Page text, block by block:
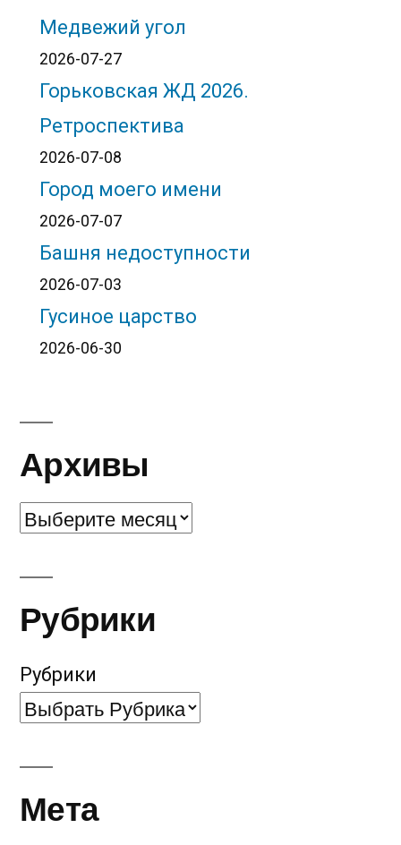
Медвежий угол
2026-07-27
Горьковская ЖД 2026.
Ретроспектива
2026-07-08
Город моего имени
2026-07-07
Башня недоступности
2026-07-03
Гусиное царство
2026-06-30
Архивы
Архивы
Рубрики
Рубрики
Мета